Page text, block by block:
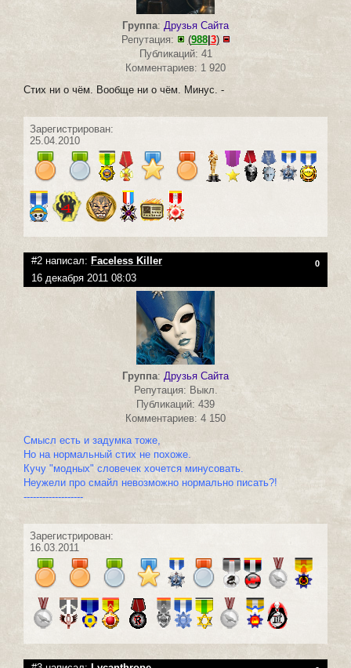
Группа: Друзья Сайта
Репутация:
(988| 3)
Публикаций: 41
Комментариев: 1 920
Стих ни о чём. Вообще ни о чём. Минус. -
Зарегистрирован:
25.04.2010
#2 написал: Faceless Killer 0
16 декабря 2011 08:03
Группа: Друзья Сайта
Репутация: Выкл.
Публикаций: 439
Комментариев: 4 150
Смысл есть и задумка тоже,
Но на нормальный стих не похоже.
Кучу "модных" словечек хочется минусовать.
Неужели про смайл невозможно нормально писать?!
-------------------
Зарегистрирован:
16.03.2011